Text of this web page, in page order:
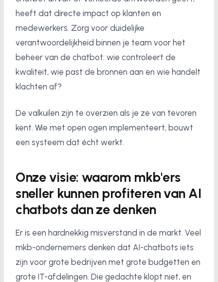
heeft dat directe impact op klanten en
medewerkers. Zorg voor duidelijke
verantwoordelijkheid binnen je team voor het
beheer van de chatbot: wie controleert de
kwaliteit, wie past de bronnen aan en wie handelt
klachten af?
De valkuilen zijn te overzien als je ze van tevoren
kent. Wie met open ogen implementeert, bouwt
een systeem dat écht werkt.
Onze visie: waarom mkb'ers
sneller kunnen profiteren van AI
chatbots dan ze denken
Er is een hardnekkig misverstand in de markt. Veel
mkb-ondernemers denken dat AI-chatbots iets
zijn voor grote bedrijven met grote budgetten en
grote IT-afdelingen. Die gedachte klopt niet, en